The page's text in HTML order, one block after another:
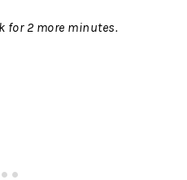
for 2 more minutes.